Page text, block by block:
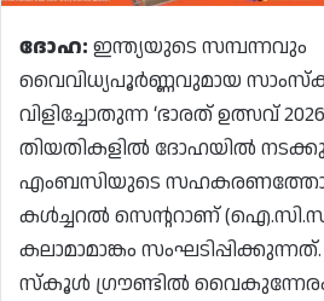
ദോഹ: ഇന്ത്യയുടെ സമ്പന്നവും
വൈവിധ്യപൂർണ്ണവുമായ
വിളിച്ചോതുന്ന ‘ഭാരത് ഉത്സവ്
തിയതികളിൽ ദോഹയിൽ
എംബസിയുടെ
കൾച്ചറൽ സെന്ററാണ്
കലാമാമാങ്കം
സ്കൂൾ ഗ്രൗണ്ടിൽ വൈകുന്നേരം